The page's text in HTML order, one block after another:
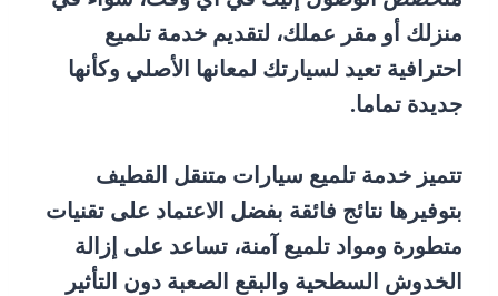
منزلك أو مقر عملك، لتقديم خدمة تلميع
احترافية تعيد لسيارتك لمعانها الأصلي وكأنها
جديدة تماما.
تتميز خدمة تلميع سيارات متنقل القطيف
بتوفيرها نتائج فائقة بفضل الاعتماد على تقنيات
متطورة ومواد تلميع آمنة، تساعد على إزالة
الخدوش السطحية والبقع الصعبة دون التأثير